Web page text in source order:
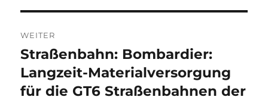
WEITER
Nächster
Beitrag:
Straßenbahn: Bombardier:
Langzeit-Materialversorgung
für die GT6 Straßenbahnen der